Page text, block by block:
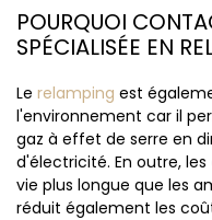
POURQUOI
SPÉCIALISÉE EN
Le relamping est
l'environnement car il
gaz à effet de serre en
d'électricité. En outre, les
vie plus longue que les
réduit également les